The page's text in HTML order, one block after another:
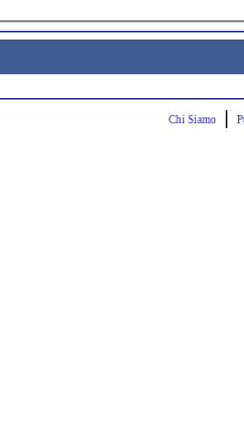
Chi Siamo |